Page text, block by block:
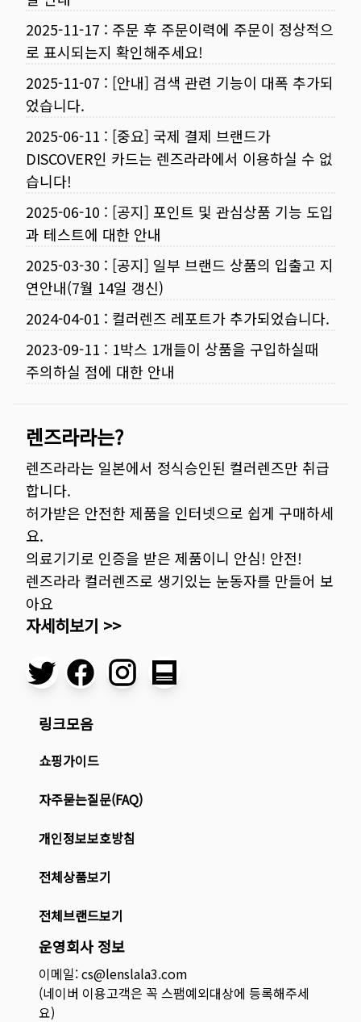
2025-11-17 : 주문 후 주문이력에 주문이 정상적으
로 표시되는지 확인해주세요!
2025-11-07 : [안내] 검색 관련 기능이 대폭 추가되
었습니다.
2025-06-11 : [중요] 국제 결제 브랜드가
DISCOVER인 카드는 렌즈라라에서 이용하실 수 없
습니다!
2025-06-10 : [공지] 포인트 및 관심상품 기능 도입
과 테스트에 대한 안내
2025-03-30 : [공지] 일부 브랜드 상품의 입출고 지
연안내(7월 14일 갱신)
2024-04-01 : 컬러렌즈 레포트가 추가되었습니다.
2023-09-11 : 1박스 1개들이 상품을 구입하실때
주의하실 점에 대한 안내
렌즈라라는?
렌즈라라는 일본에서 정식승인된 컬러렌즈만 취급
합니다.
허가받은 안전한 제품을 인터넷으로 쉽게 구매하세
요.
의료기기로 인증을 받은 제품이니 안심! 안전!
렌즈라라 컬러렌즈로 생기있는 눈동자를 만들어 보
아요
자세히보기 >>
링크모음
쇼핑가이드
자주묻는질문(FAQ)
개인정보보호방침
전체상품보기
전체브랜드보기
운영회사 정보
이메일: cs@lenslala3.com
(네이버 이용고객은 꼭 스팸예외대상에 등록해주세
요)